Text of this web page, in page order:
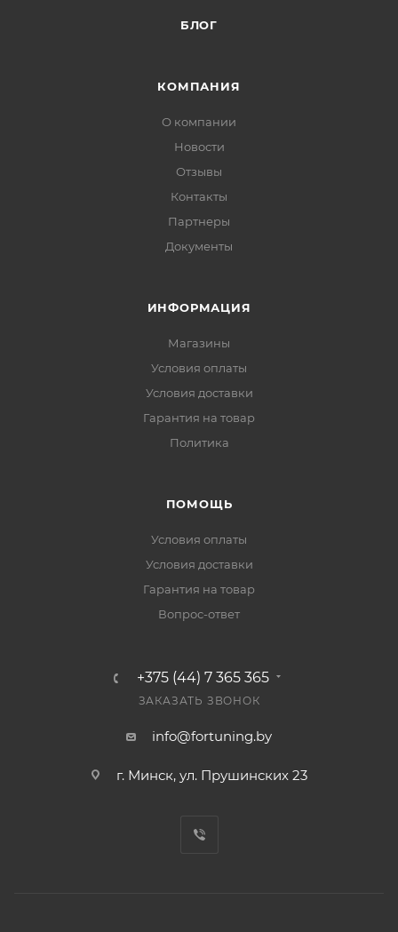
БЛОГ
КОМПАНИЯ
О компании
Новости
Отзывы
Контакты
Партнеры
Документы
ИНФОРМАЦИЯ
Магазины
Условия оплаты
Условия доставки
Гарантия на товар
Политика
ПОМОЩЬ
Условия оплаты
Условия доставки
Гарантия на товар
Вопрос-ответ
+375 (44) 7 365 365
ЗАКАЗАТЬ ЗВОНОК
info@fortuning.by
г. Минск, ул. Прушинских 23